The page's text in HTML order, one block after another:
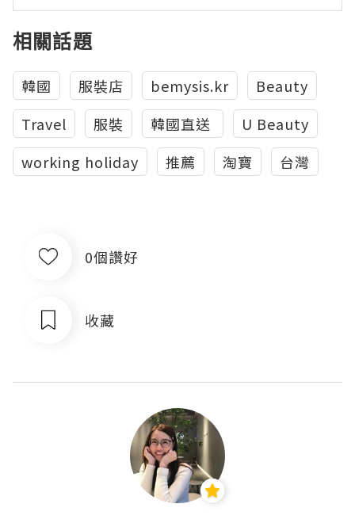
相關話題
韓國 服裝店 bemysis.kr
Beauty
Travel
服裝 ‎韓國直送‬ ‪
U Beauty
working holiday
推薦 淘寶 台灣
0個讚好
收藏